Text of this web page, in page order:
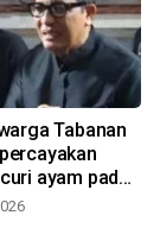
Tabanan
ayam pada